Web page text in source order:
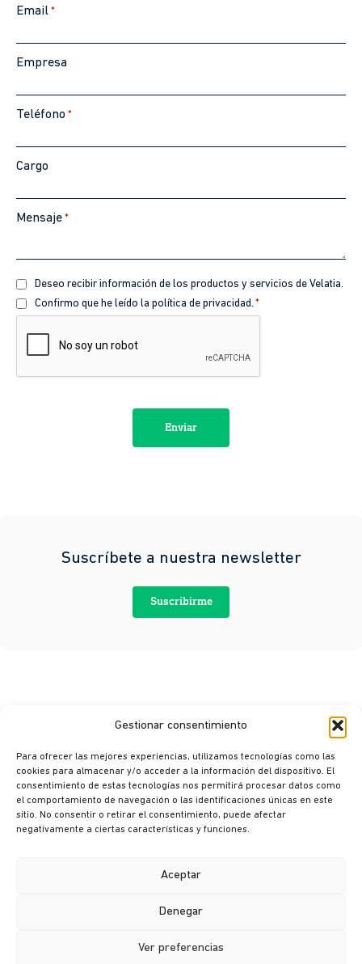
Gestionar consentimiento
Para ofrecer las mejores experiencias, utilizamos tecnologías como las
cookies para almacenar y/o acceder a la información del dispositivo. El
consentimiento de estas tecnologías nos permitirá procesar datos como
el comportamiento de navegación o las identificaciones únicas en este
sitio. No consentir o retirar el consentimiento, puede afectar
negativamente a ciertas características y funciones.
Aceptar
Denegar
Ver preferencias
Email *
Empresa
Teléfono *
Cargo
Mensaje *
Recibir
información
Deseo recibir información de los productos y servicios de Velatia.
Política
de
privacidad
Confirmo que he leído la política de privacidad. *
Suscríbete a nuestra newsletter
Suscribirme
© Ikusi 2026
Aviso legal
Política de cookies
Canal ético